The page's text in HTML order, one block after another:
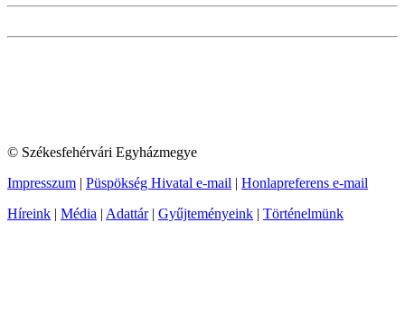
© Székesfehérvári Egyházmegye
Impresszum | Püspökség Hivatal e-mail | Honlapreferens e-mail
Híreink | Média | Adattár| Gyűjteményeink | Történelmünk